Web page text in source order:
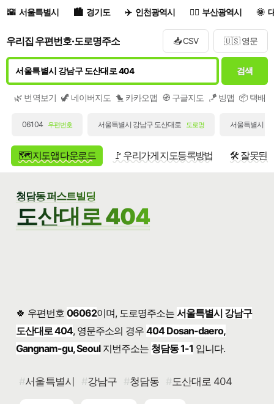
서울특별시 경기도 인천광역시 부산광역시
우리집 우편번호·도로명주소 📥 CSV 🇺🇸 영문
검색
🌿 번역보기 🦖 네이버지도 🐤 카카오맵 🧭 구글지도 🪁 빙맵 📦 택배/
06104 우편번호 서울특별시 강남구 도산대로 도로명 서울특별시
🗺️ 지도앱 다운로드 🚩 우리가게 지도등록방법 🛠️ 잘못된
청담동 퍼스트빌딩
도산대로 404
🍀 우편번호 06062이며, 도로명주소는서울특별시 강남구
도산대로 404, 영문주소의 경우404 Dosan-daero,
Gangnam-gu, Seoul지번주소는 청담동 1-1 입니다.
서울특별시 강남구 청담동 도산대로 404